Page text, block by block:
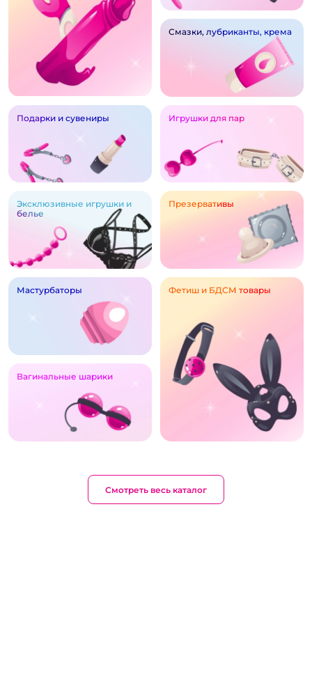
Смазки, лубриканты, крема
Подарки и сувениры Игрушки для пар
Эксклюзивные игрушки и
белье
Презервативы
Мастурбаторы
Вагинальные шарики
Фетиш и БДСМ товары
Смотреть весь каталог